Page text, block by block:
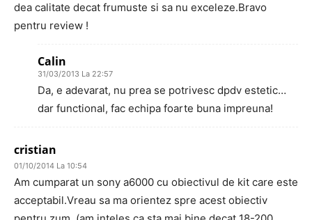
dea calitate decat frumuste si sa nu exceleze.Bravo
pentru review !
Calin
31/03/2013 La 22:57
Da, e adevarat, nu prea se potrivesc dpdv estetic…
dar functional, fac echipa foarte buna impreuna!
cristian
01/10/2014 La 10:54
Am cumparat un sony a6000 cu obiectivul de kit care este
acceptabil.Vreau sa ma orientez spre acest obiectiv